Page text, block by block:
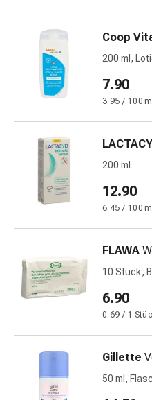
&
Migräne
Muskel-
Kühlen
Stress
&
Schlaf
(Schnarchen)
Atemwege
Nasenmittel
Infektionen
Stoffwechsel
Coop
200 ml,
7.90
3.95 / 100 ml
200 ml
12.90
6.45 / 100 ml
FLAWA
10 Stück,
6.90
0.69 / 1
Gillette
50 ml,